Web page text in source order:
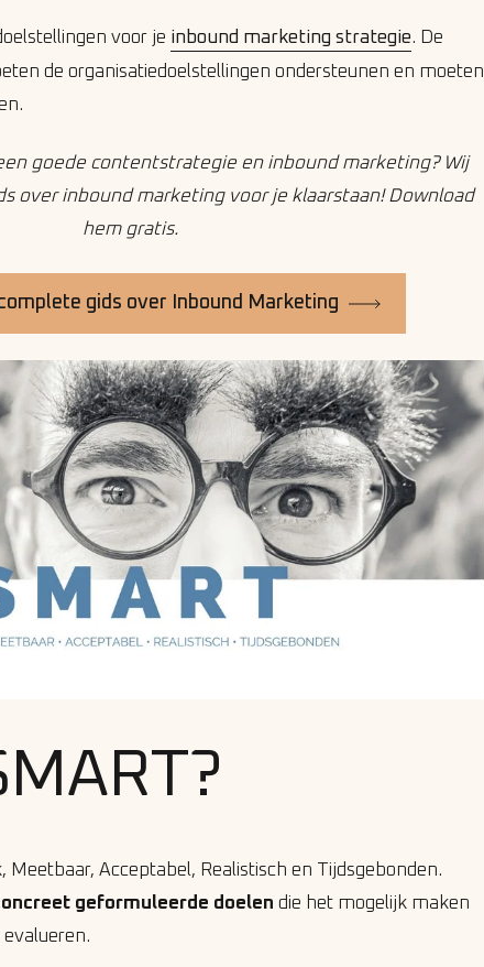
voor je inbound marketing strategie. De
de organisatiedoelstellingen ondersteunen en moeten
goede contentstrategie en inbound marketing? Wij
over inbound marketing voor je klaarstaan! Download
hem gratis.
gids over Inbound Marketing
Meetbaar, Acceptabel, Realistisch en Tijdsgebonden.
geformuleerde doelen die het mogelijk maken